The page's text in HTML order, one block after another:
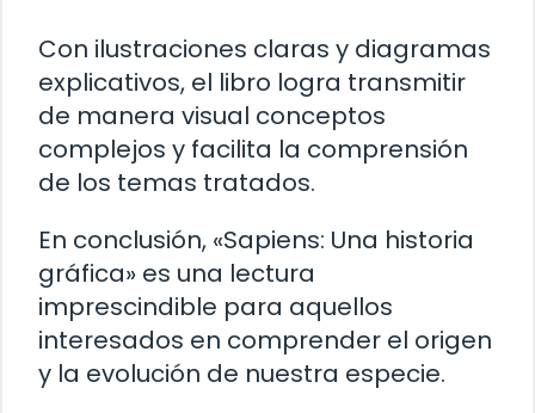
Con ilustraciones claras y diagramas
explicativos, el libro logra transmitir
de manera visual conceptos
complejos y facilita la comprensión
de los temas tratados.
En conclusión, «Sapiens: Una historia
gráfica» es una lectura
imprescindible para aquellos
interesados en comprender el origen
y la evolución de nuestra especie.